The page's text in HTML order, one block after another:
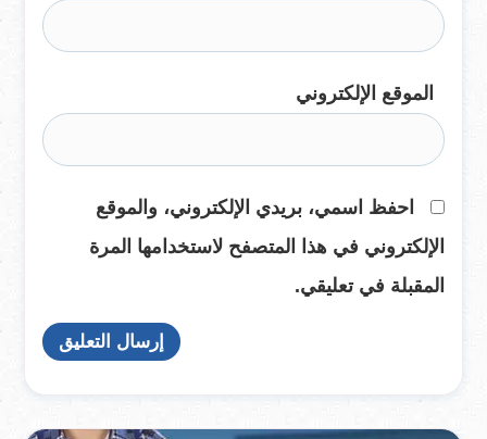
الموقع الإلكتروني
احفظ اسمي، بريدي الإلكتروني، والموقع
الإلكتروني في هذا المتصفح لاستخدامها المرة
المقبلة في تعليقي.